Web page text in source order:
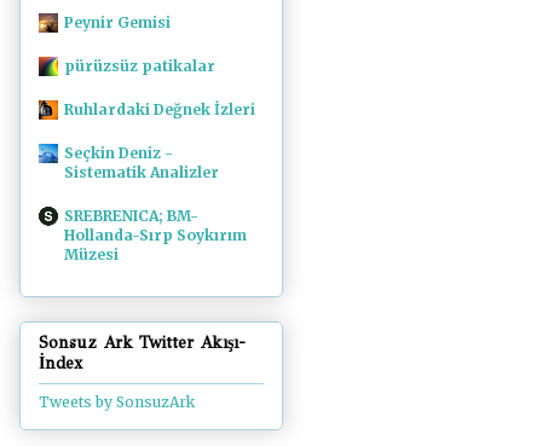
Peynir Gemisi
pürüzsüz patikalar
Ruhlardaki Değnek İzleri
Seçkin Deniz -
Sistematik Analizler
SREBRENICA; BM-
Hollanda-Sırp Soykırım
Müzesi
Sonsuz Ark Twitter Akışı-
İndex
Tweets by SonsuzArk